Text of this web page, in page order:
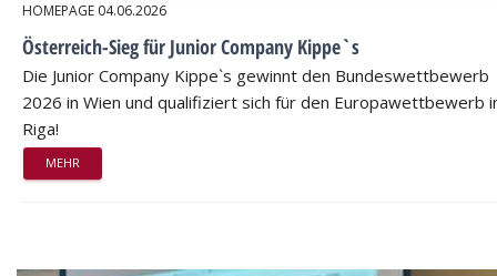
HOMEPAGE 04.06.2026
Österreich-Sieg für Junior Company Kippe`s
Die Junior Company Kippe`s gewinnt den Bundeswettbewerb
2026 in Wien und qualifiziert sich für den Europawettbewerb
Riga!
MEHR